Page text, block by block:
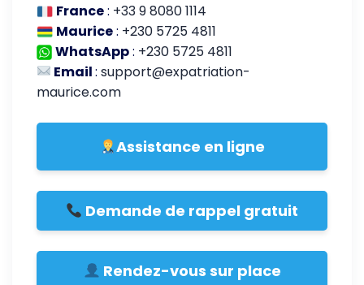
France: +33 9 8080 1114
Maurice: +230 5725 4811
WhatsApp: +230 5725 4811
Email:support@expatriation-
maurice.com
Assistance en ligne
Demande de rappel gratuit
Rendez-vous sur place